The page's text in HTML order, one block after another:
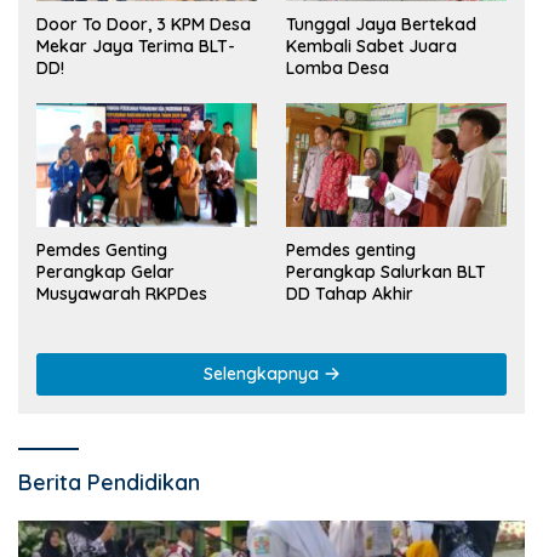
Door To Door, 3 KPM Desa
Mekar Jaya Terima BLT-
DD!
Tunggal Jaya Bertekad
Kembali Sabet Juara
Lomba Desa
Pemdes Genting
Perangkap Gelar
Musyawarah RKPDes
Pemdes genting
Perangkap Salurkan BLT
DD Tahap Akhir
Selengkapnya
Berita Pendidikan